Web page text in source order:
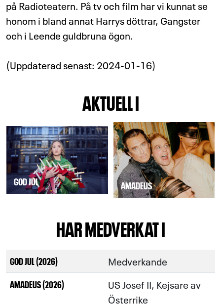
på Radioteatern. På tv och film har vi kunnat se
honom i bland annat Harrys döttrar, Gangster
och i Leende guldbruna ögon.
(Uppdaterad senast: 2024-01-16)
AKTUELL I
GOD JUL AMADEUS
HAR MEDVERKAT I
GOD JUL (2026) Medverkande
AMADEUS (2026)
US Josef II, Kejsare av
Österrike